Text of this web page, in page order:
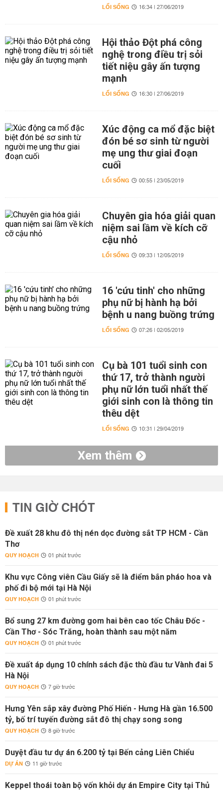
LỐI SỐNG 16:34 | 27/06/2019
Hội thảo Đột phá công
nghệ trong điều trị sỏi
tiết niệu gây ấn tượng
mạnh
LỐI SỐNG 16:30 | 27/06/2019
Xúc động ca mổ đặc biệt
đón bé sơ sinh từ người
mẹ ung thư giai đoạn
cuối
LỐI SỐNG 00:55 | 23/05/2019
Chuyên gia hóa giải quan
niệm sai lầm về kích cỡ
cậu nhỏ
LỐI SỐNG 09:33 | 12/05/2019
16 'cứu tinh' cho những
phụ nữ bị hành hạ bởi
bệnh u nang buồng trứng
LỐI SỐNG 07:26 | 02/05/2019
Cụ bà 101 tuổi sinh con
thứ 17, trở thành người
phụ nữ lớn tuổi nhất thế
giới sinh con là thông tin
thêu dệt
LỐI SỐNG 10:31 | 29/04/2019
Xem thêm
TIN GIỜ CHÓT
Đề xuất 28 khu đô thị nén dọc đường sắt TP HCM - Cần
Thơ
QUY HOẠCH 01 phút trước
Khu vực Công viên Cầu Giấy sẽ là điểm bắn pháo hoa và
phố đi bộ mới tại Hà Nội
QUY HOẠCH 01 phút trước
Bổ sung 27 km đường gom hai bên cao tốc Châu Đốc -
Cần Thơ - Sóc Trăng, hoàn thành sau một năm
QUY HOẠCH 01 phút trước
Đề xuất áp dụng 10 chính sách đặc thù đầu tư Vành đai 5
Hà Nội
QUY HOẠCH 7 giờ trước
Hưng Yên sắp xây đường Phố Hiến - Hưng Hà gần 16.500
tỷ, bố trí tuyến đường sắt đô thị chạy song song
QUY HOẠCH 8 giờ trước
Duyệt đầu tư dự án 6.200 tỷ tại Bến cảng Liên Chiểu
DỰ ÁN 11 giờ trước
Keppel thoái toàn bộ vốn khỏi dự án Empire City tại Thủ